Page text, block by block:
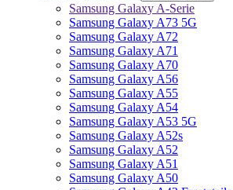
Samsung Galaxy A-Serie
Samsung Galaxy A73 5G
Samsung Galaxy A72
Samsung Galaxy A71
Samsung Galaxy A70
Samsung Galaxy A56
Samsung Galaxy A55
Samsung Galaxy A54
Samsung Galaxy A53 5G
Samsung Galaxy A52s
Samsung Galaxy A52
Samsung Galaxy A51
Samsung Galaxy A50